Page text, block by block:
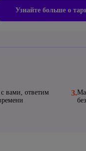
Узнайте больше о
вами, ответим
3.